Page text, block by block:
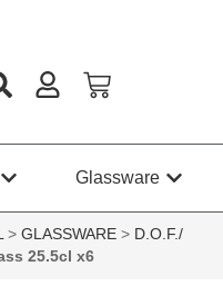
Glassware
> GLASSWARE > D.O.F./
25.5cl x6